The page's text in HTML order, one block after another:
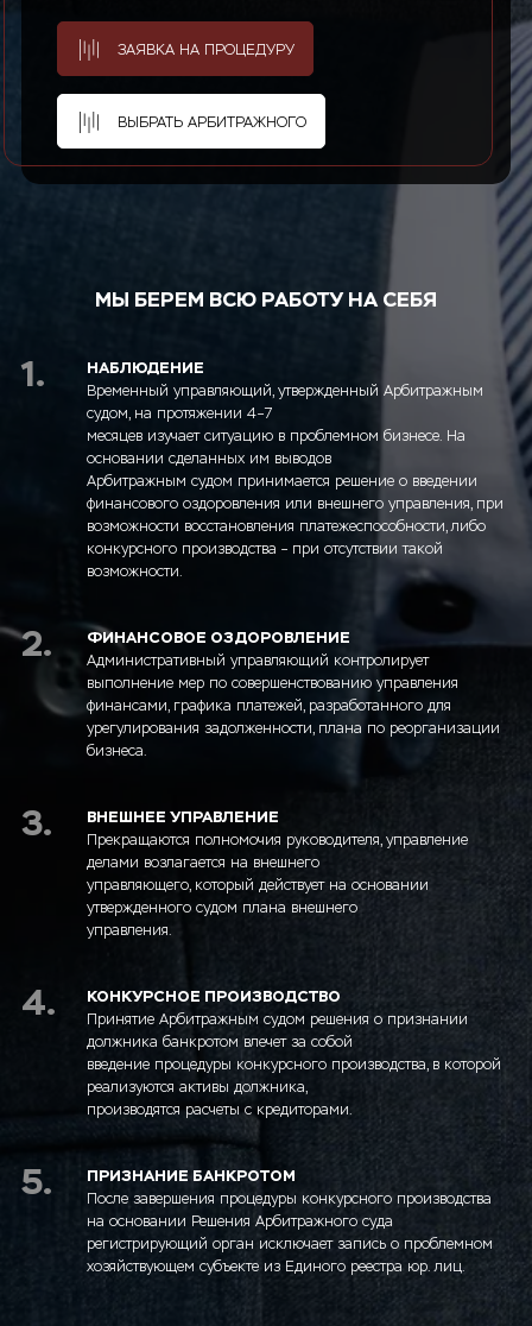
ЗАЯВКА НА ПРОЦЕДУРУ
ВЫБРАТЬ АРБИТРАЖНОГО
МЫ БЕРЕМ ВСЮ РАБОТУ НА СЕБЯ
1. НАБЛЮДЕНИЕ
Временный управляющий, утвержденный Арбитражным
судом, на протяжении 4–7
месяцев изучает ситуацию в проблемном бизнесе. На
основании сделанных им выводов
Арбитражным судом принимается решение о введении
финансового оздоровления или внешнего управления, при
возможности восстановления платежеспособности, либо
конкурсного производства – при отсутствии такой
возможности.
2. ФИНАНСОВОЕ ОЗДОРОВЛЕНИЕ
Административный управляющий контролирует
выполнение мер по совершенствованию управления
финансами, графика платежей, разработанного для
урегулирования задолженности, плана по реорганизации
бизнеса.
3. ВНЕШНЕЕ УПРАВЛЕНИЕ
Прекращаются полномочия руководителя, управление
делами возлагается на внешнего
управляющего, который действует на основании
утвержденного судом плана внешнего
управления.
4. КОНКУРСНОЕ ПРОИЗВОДСТВО
Принятие Арбитражным судом решения о признании
должника банкротом влечет за собой
введение процедуры конкурсного производства, в которой
реализуются активы должника,
производятся расчеты с кредиторами.
5. ПРИЗНАНИЕ БАНКРОТОМ
После завершения процедуры конкурсного производства
на основании Решения Арбитражного суда
регистрирующий орган исключает запись о проблемном
хозяйствующем субъекте из Единого реестра юр. лиц.